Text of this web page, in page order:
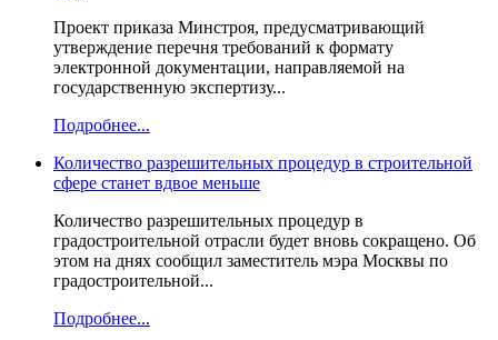
Проект приказа Минстроя, предусматривающий
утверждение перечня требований к формату
электронной документации, направляемой на
государственную экспертизу...
Подробнее...
Количество разрешительных процедур в строительной
сфере станет вдвое меньше
Количество разрешительных процедур в
градостроительной отрасли будет вновь сокращено. Об
этом на днях сообщил заместитель мэра Москвы по
градостроительной...
Подробнее...